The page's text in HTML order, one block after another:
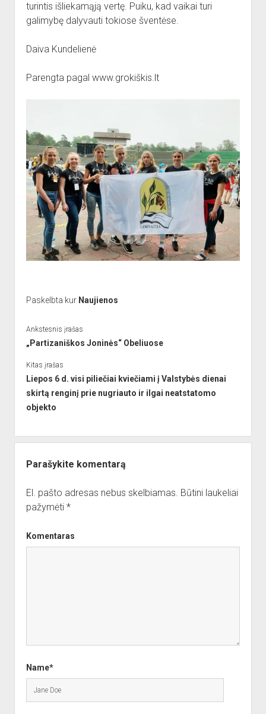
turintis išliekamąją vertę. Puiku, kad vaikai turi
galimybę dalyvauti tokiose šventėse.
Daiva Kundelienė
Parengta pagal www.grokiškis.lt
Paskelbta kur Naujienos
Ankstesnis įrašas
„Partizaniškos Joninės“ Obeliuose
Kitas įrašas
Liepos 6 d. visi piliečiai kviečiami į Valstybės dienai
skirtą renginį prie nugriauto ir ilgai neatstatomo
objekto
Parašykite komentarą
El. pašto adresas nebus skelbiamas. Būtini laukeliai
pažymėti *
Komentaras
Name*